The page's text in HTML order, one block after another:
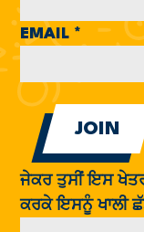
EMAIL *
ਜੇਕਰ ਤੁਸੀਂ ਇਸ
ਕਰਕੇ ਇਸਨੂੰ ਖਾਲੀ